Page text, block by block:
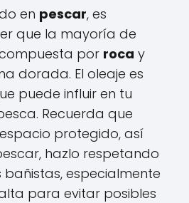
en pescar, es
que la mayoría de
por roca y
dorada. El oleaje es
puede influir en tu
Recuerda que
protegido, así
hazlo respetando
especialmente
para evitar posibles